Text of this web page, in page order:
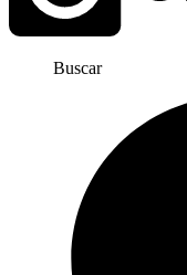
Buscar